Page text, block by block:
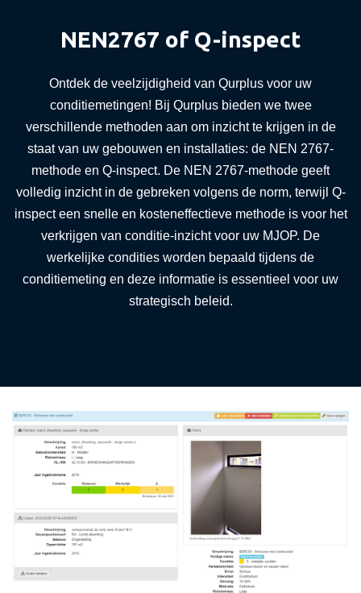
NEN2767 of Q-inspect
Ontdek de veelzijdigheid van Qurplus voor uw
conditiemetingen! Bij Qurplus bieden we twee
verschillende methoden aan om inzicht te krijgen in de
staat van uw gebouwen en installaties: de NEN 2767-
methode en Q-inspect. De NEN 2767-methode geeft
volledig inzicht in de gebreken volgens de norm, terwijl Q-
inspect een snelle en kosteneffectieve methode is voor het
verkrijgen van conditie-inzicht voor uw MJOP. De
werkelijke condities worden bepaald tijdens de
conditiemeting en deze informatie is essentieel voor uw
strategisch beleid.